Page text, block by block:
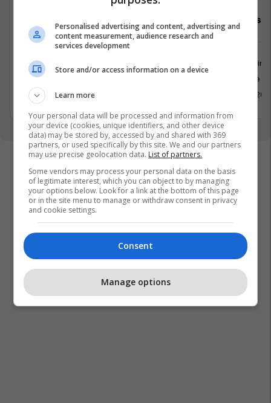
Menaxhment
Prishtinë
17 Maj 2026
Telesales
Kosovë
21 Maj
Personalised advertising and content, advertising and
content measurement, audience research and
services development
Store and/or access information on a device
Learn more
Your personal data will be processed and information from
your device (cookies, unique identifiers, and other device
data) may be stored by, accessed by and shared with 369
partners, or used specifically by this site. We and our partners
may use precise geolocation data. List of partners.
Some vendors may process your personal data on the basis
of legitimate interest, which you can object to by managing
your options below. Look for a link at the bottom of this page
or in the site menu to manage or withdraw consent in privacy
and cookie settings.
Consent
Manage options